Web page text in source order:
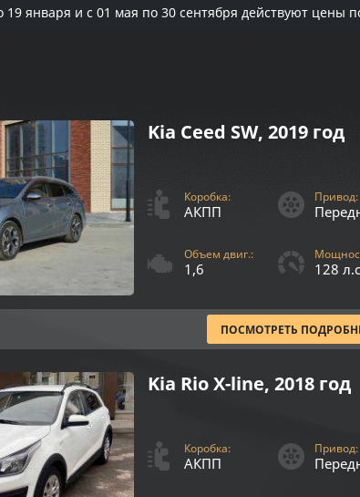
19 января и с 01 мая по 30 сентября действуют
Kia Ceed SW, 2019 год
Коробка:
АКПП
Привод:
Объем двиг.:
1,6 128
ПОСМОТРЕТЬ
Kia Rio X-line, 2018 год
Коробка:
АКПП
Привод: